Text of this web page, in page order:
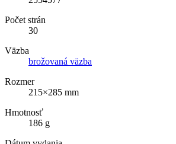
Počet strán
30
Väzba
brožovaná väzba
Rozmer
215×285 mm
Hmotnosť
186 g